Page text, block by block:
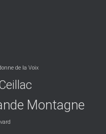
de la Voix
Montagne